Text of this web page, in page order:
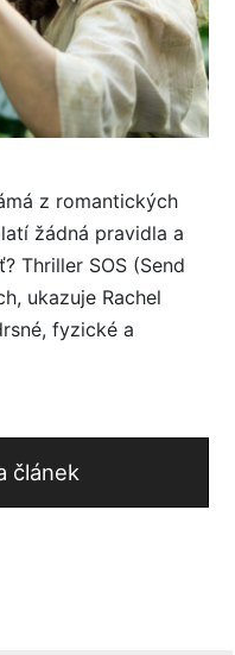
z romantických
žádná pravidla a
Thriller SOS (Send
ukazuje Rachel
fyzické a
článek